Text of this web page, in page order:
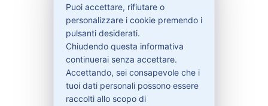
Contattaci
Garanzie
Contatti
Puoi accettare, rifiutare o
personalizzare i cookie premendo i
pulsanti desiderati.
Chiudendo questa informativa
continuerai senza accettare.
Accettando, sei consapevole che i
tuoi dati personali possono essere
raccolti allo scopo di